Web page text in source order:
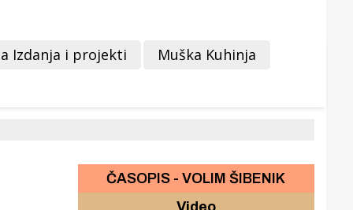
Izdanja i projekti
Muška Kuhinja
ČASOPIS - VOLIM ŠIBENIK
Video